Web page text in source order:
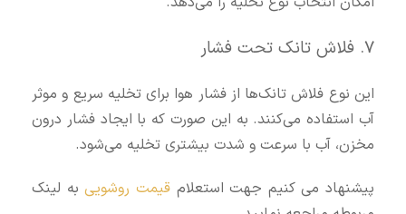
7. فلاش تانک تحت فشار
این نوع فلاش تانک‌ها از فشار هوا برای تخلیه سریع و موثر
آب استفاده می‌کنند. به این صورت که با ایجاد فشار درون
مخزن، آب با سرعت و شدت بیشتری تخلیه می‌شود.
پیشنهاد می کنیم جهت استعلامقیمت روشوییبه لینک